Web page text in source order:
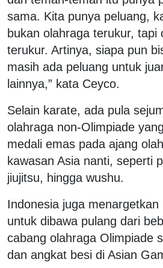
sama. Kita punya peluang,
bukan olahraga terukur, tapi
terukur. Artinya, siapa pun
masih ada peluang untuk
lainnya,” kata Ceyco.
Selain karate, ada pula
olahraga non-Olimpiade
medali emas pada ajang
kawasan Asia nanti, seperti
jiujitsu, hingga wushu.
Indonesia juga menargetkan
untuk dibawa pulang dari
cabang olahraga Olimpiade
dan angkat besi di Asian